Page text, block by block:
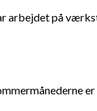
arbejdet på